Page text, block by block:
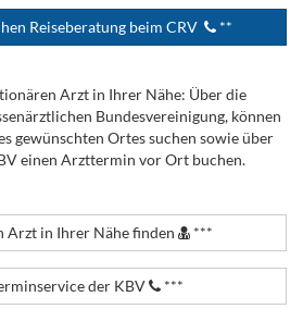
Reiseberatung beim CRV **
Arzt in Ihrer Nähe: Über die
Bundesvereinigung, können
gewünschten Ortes suchen sowie über
einen Arzttermin vor Ort buchen.
Arzt in Ihrer Nähe finden ***
der KBV ***